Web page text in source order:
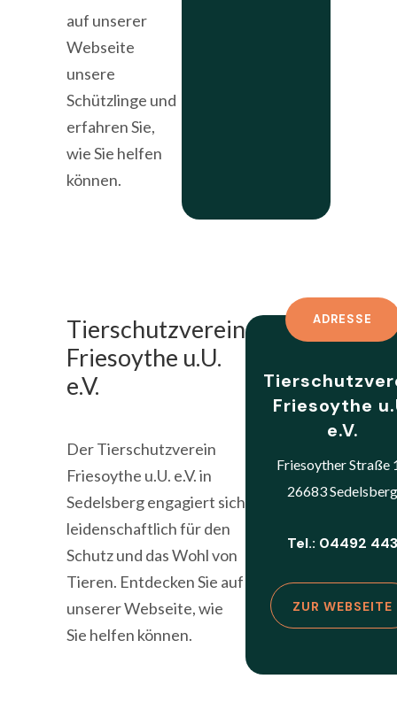
auf unserer
Webseite
unsere
Schützlinge und
erfahren Sie,
wie Sie helfen
können.
Tierschutzverein
Friesoythe u.U.
e.V.
Der Tierschutzverein
Friesoythe u.U. e.V. in
Sedelsberg engagiert sich
leidenschaftlich für den
Schutz und das Wohl von
Tieren. Entdecken Sie auf
unserer Webseite, wie
Sie helfen können.
ADRESSE
Friesoythe
e.V.
Friesoyther Straße
26683
Tel.: 04492
ZUR WEBSEITE